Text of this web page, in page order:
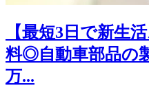
【最短3日で新生
料◎自動車部品の
万...